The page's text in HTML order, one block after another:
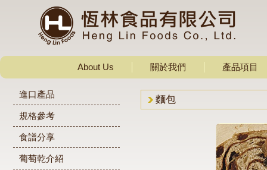
About Us 關於我們 產品項目
進口產品
規格參考
食譜分享
葡萄乾介紹
麵包